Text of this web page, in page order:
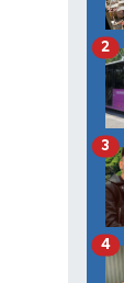
2
3
4